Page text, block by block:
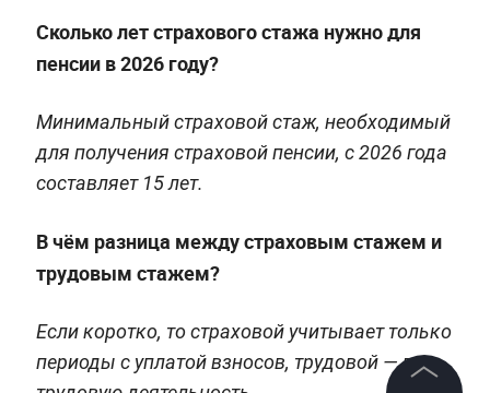
Сколько лет страхового стажа нужно для
пенсии в 2026 году?
Минимальный страховой стаж, необходимый
для получения страховой пенсии, с 2026 года
составляет 15 лет.
В чём разница между страховым стажем и
трудовым стажем?
Если коротко, то страховой учитывает только
периоды с уплатой взносов, трудовой — всю